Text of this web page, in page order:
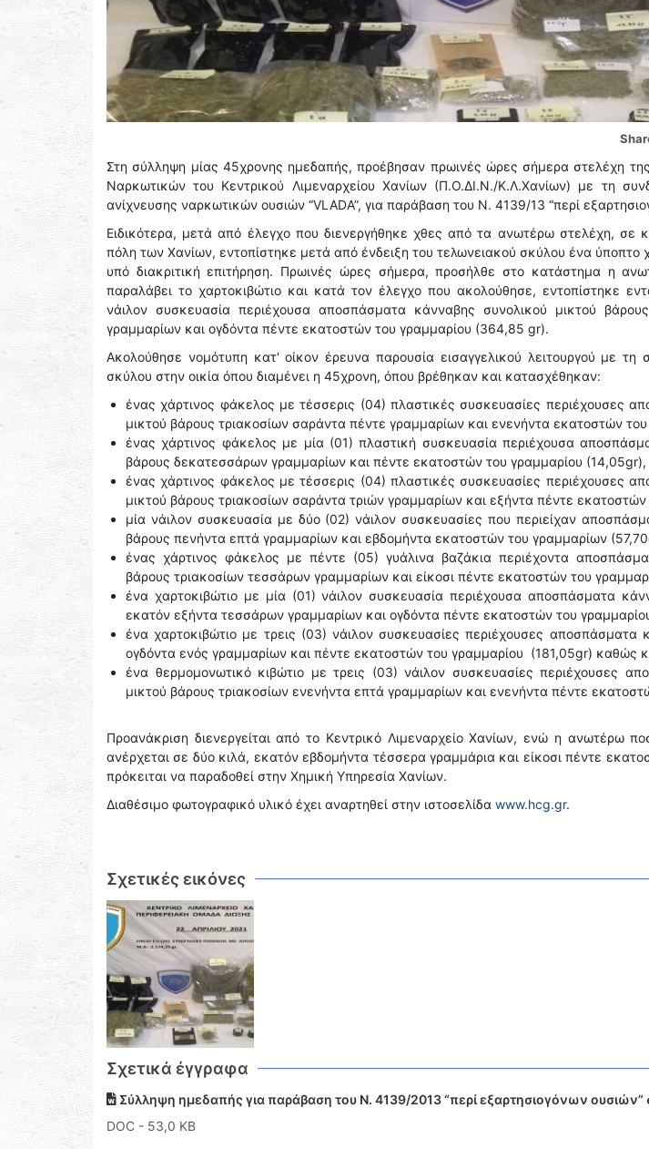
Στη σύλληψη μίας 45χρονης ημεδαπής, προέβησαν πρωινές ώρες σήμερα στελέχη
Ναρκωτικών του Κεντρικού Λιμεναρχείου Χανίων (Π.Ο.ΔΙ.Ν./Κ.Λ.Χανίων) με τη
ανίχνευσης ναρκωτικών ουσιών “VLADA”, για παράβαση του Ν. 4139/13 “περί
Ειδικότερα, μετά από έλεγχο που διενεργήθηκε χθες από τα ανωτέρω στελέχη, σε
πόλη των Χανίων, εντοπίστηκε μετά από ένδειξη του τελωνειακού σκύλου ένα ύποπτο
υπό διακριτική επιτήρηση. Πρωινές ώρες σήμερα, προσήλθε στο κατάστημα η
παραλάβει το χαρτοκιβώτιο και κατά τον έλεγχο που ακολούθησε, εντοπίστηκε
νάιλον συσκευασία περιέχουσα αποσπάσματα κάνναβης συνολικού μικτού
γραμμαρίων και ογδόντα πέντε εκατοστών του γραμμαρίου (364,85 gr).
Ακολούθησε νομότυπη κατ' οίκον έρευνα παρουσία εισαγγελικού λειτουργού με
σκύλου στην οικία όπου διαμένει η 45χρονη, όπου βρέθηκαν και κατασχέθηκαν:
ένας χάρτινος φάκελος με τέσσερις (04) πλαστικές συσκευασίες περιέχουσες
μικτού βάρους τριακοσίων σαράντα πέντε γραμμαρίων και ενενήντα εκατοστών
ένας χάρτινος φάκελος με μία (01) πλαστική συσκευασία περιέχουσα
βάρους δεκατεσσάρων γραμμαρίων και πέντε εκατοστών του γραμμαρίου (14,05gr),
ένας χάρτινος φάκελος με τέσσερις (04) πλαστικές συσκευασίες περιέχουσες
μικτού βάρους τριακοσίων σαράντα τριών γραμμαρίων και εξήντα πέντε
μία νάιλον συσκευασία με δύο (02) νάιλον συσκευασίες που περιείχαν
βάρους πενήντα επτά γραμμαρίων και εβδομήντα εκατοστών του γραμμαρίων
ένας χάρτινος φάκελος με πέντε (05) γυάλινα βαζάκια περιέχοντα
βάρους τριακοσίων τεσσάρων γραμμαρίων και είκοσι πέντε εκατοστών του
ένα χαρτοκιβώτιο με μία (01) νάιλον συσκευασία περιέχουσα αποσπάσματα
εκατόν εξήντα τεσσάρων γραμμαρίων και ογδόντα πέντε εκατοστών του
ένα χαρτοκιβώτιο με τρεις (03) νάιλον συσκευασίες περιέχουσες αποσπάσματα
ογδόντα ενός γραμμαρίων και πέντε εκατοστών του γραμμαρίου (181,05gr) καθώς
ένα θερμομονωτικό κιβώτιο με τρεις (03) νάιλον συσκευασίες περιέχουσες
μικτού βάρους τριακοσίων ενενήντα επτά γραμμαρίων και ενενήντα πέντε
Προανάκριση διενεργείται από το Κεντρικό Λιμεναρχείο Χανίων, ενώ η ανωτέρω
ανέρχεται σε δύο κιλά, εκατόν εβδομήντα τέσσερα γραμμάρια και είκοσι πέντε
πρόκειται να παραδοθεί στην Χημική Υπηρεσία Χανίων.
Διαθέσιμο φωτογραφικό υλικό έχει αναρτηθεί στην ιστοσελίδα www.hcg.gr.
Σχετικές εικόνες
Σχετικά έγγραφα
Σύλληψη ημεδαπής για παράβαση του Ν. 4139/2013 “περί εξαρτησιογόνων ουσιών”
DOC - 53,0 KB